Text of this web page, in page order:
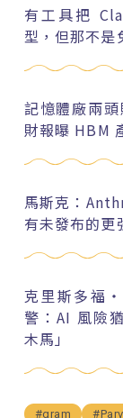
有工具把
型，但那不
記憶體廠兩
財報曝 HBM
馬斯克：
有未發布的更
克里斯多福
警：AI 風險
木馬」
#gram